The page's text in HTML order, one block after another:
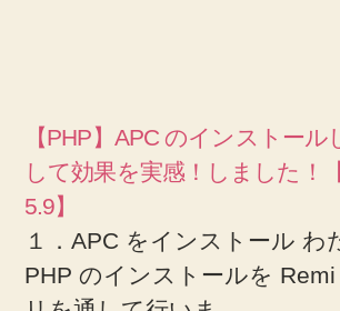
【PHP】APC のインストール
して効果を実感！しました！
5.9】
１．APC をインストール わ
PHP のインストールを Remi